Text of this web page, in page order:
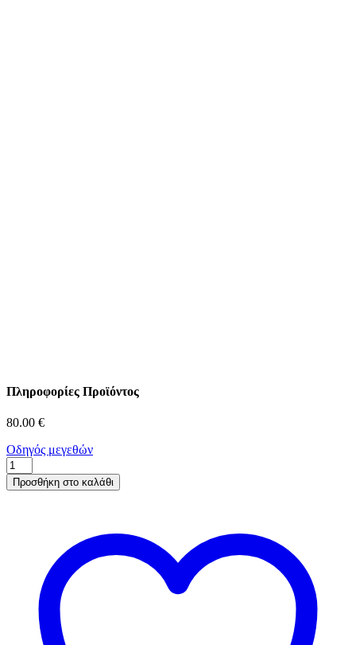
Πληροφορίες Προϊόντος
80.00 €
Οδηγός μεγεθών
Sting
6280/6N2/52-
12-
Προσθήκη στο καλάθι